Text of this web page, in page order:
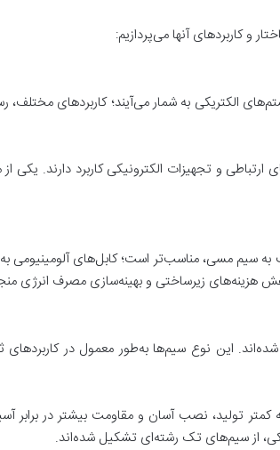
و کاربردهای آنها می‌پردازیم:
الکتریکی به شمار می‌آیند؛ کاربردهای
و تجهیزات الکترونیکی کاربرد دارند. یکی
به سیم مسی، مناسب‌تر است؛ کابل‌های
هزینه‌های زیرساختی و بهینه‌سازی مصرف انرژی
این نوع سیم‌ها به‌طور معمول در کاربردهای
کمتر تولید، نصب آسان و مقاومت بیشتر در برابر
از سیم‌های تک رشته‌ای تشکیل شده‌اند.